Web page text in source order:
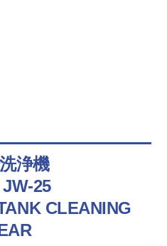
浄機
25
CLEANING